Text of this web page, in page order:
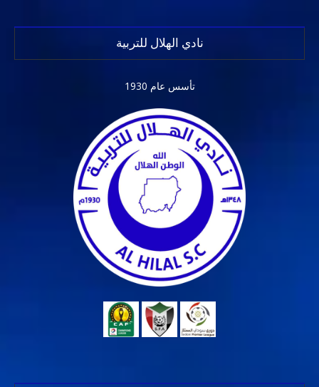
نادي الهلال للتربية
تأسس عام 1930